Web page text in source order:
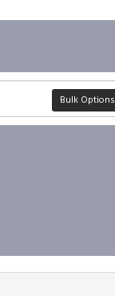
Bulk Options